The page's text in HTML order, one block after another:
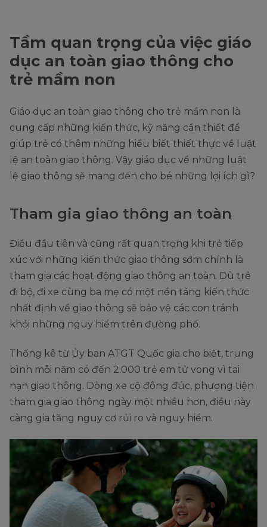
Tầm quan trọng của việc giáo
dục an toàn giao thông cho
trẻ mầm non
Giáo dục an toàn giao thông cho trẻ mầm non là
cung cấp những kiến thức, kỹ năng cần thiết để
giúp trẻ có thêm những hiểu biết thiết thực về luật
lệ an toàn giao thông. Vậy giáo dục về những luật
lệ giao thông sẽ mang đến cho bé những lợi ích gì?
Tham gia giao thông an toàn
Điều đầu tiên và cũng rất quan trọng khi trẻ tiếp
xúc với những kiến thức giao thông sớm chính là
tham gia các hoạt động giao thông an toàn. Dù trẻ
đi bộ, đi xe cùng ba mẹ có một nền tảng kiến thức
nhất định về giao thông sẽ bảo vệ các con tránh
khỏi những nguy hiểm trên đường phố.
Thống kê từ Ủy ban ATGT Quốc gia cho biết, trung
bình mỗi năm có đến 2.000 trẻ em tử vong vì tai
nạn giao thông. Dòng xe cộ đông đúc, phương tiện
tham gia giao thông ngày một nhiều hơn, điều này
càng gia tăng nguy cơ rủi ro và nguy hiểm.